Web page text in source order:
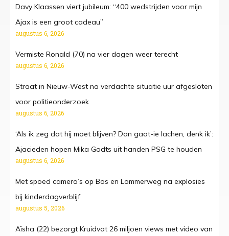
Davy Klaassen viert jubileum: “400 wedstrijden voor mijn
Ajax is een groot cadeau”
augustus 6, 2026
Vermiste Ronald (70) na vier dagen weer terecht
augustus 6, 2026
Straat in Nieuw-West na verdachte situatie uur afgesloten
voor politieonderzoek
augustus 6, 2026
‘Als ik zeg dat hij moet blijven? Dan gaat-ie lachen, denk ik’:
Ajacieden hopen Mika Godts uit handen PSG te houden
augustus 6, 2026
Met spoed camera’s op Bos en Lommerweg na explosies
bij kinderdagverblijf
augustus 5, 2026
Aïsha (22) bezorgt Kruidvat 26 miljoen views met video van